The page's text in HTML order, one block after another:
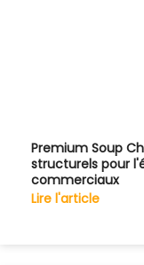
Premium Soup
structurels pour
commerciaux
Lire l'article